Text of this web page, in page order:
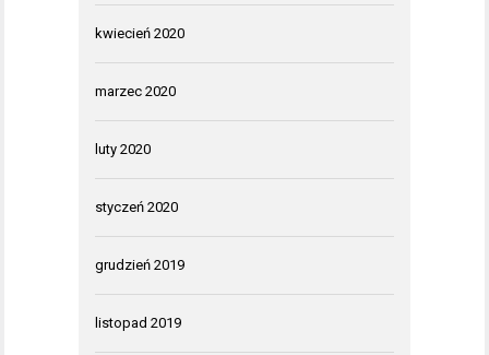
kwiecień 2020
marzec 2020
luty 2020
styczeń 2020
grudzień 2019
listopad 2019